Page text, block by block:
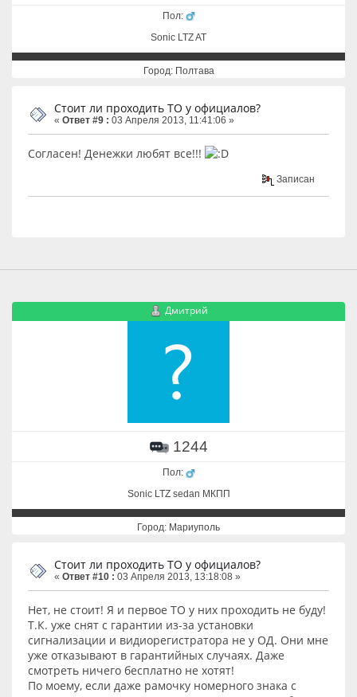
Пол:
Sonic LTZ AT
Город: Полтава
Стоит ли проходить ТО у официалов?
« Ответ #9 : 03 Апреля 2013, 11:41:06 »
Согласен! Денежки любят все!!!
Записан
Дмитрий
1244
Пол:
Sonic LTZ sedan МКПП
Город: Мариуполь
Стоит ли проходить ТО у официалов?
« Ответ #10 : 03 Апреля 2013, 13:18:08 »
Нет, не стоит! Я и первое ТО у них проходить не буду!
Т.К. уже снят с гарантии из-за установки
сигнализации и видиорегистратора не у ОД. Они мне
уже отказывают в гарантийных случаях. Даже
смотреть ничего бесплатно не хотят!
По моему, если даже рамочку номерного знака с